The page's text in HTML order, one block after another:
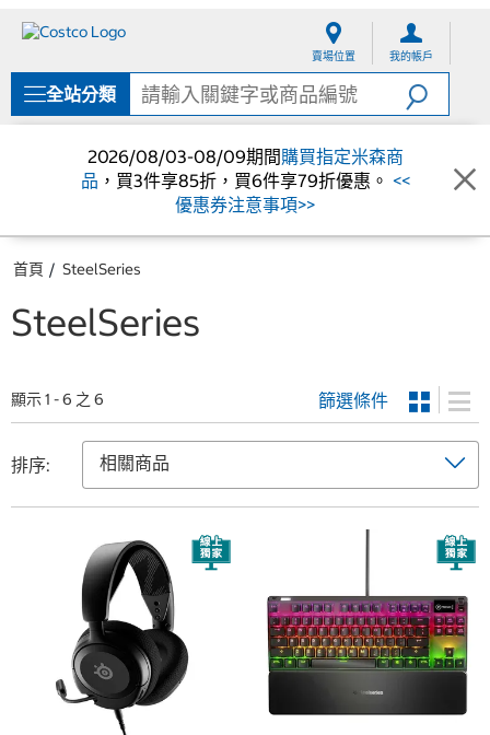
單
賣場位置 我的帳戶
全站分類
2026/08/03-08/09期間購買指定米森商
品 ，買3件享85折，買6件享79折優惠。 <<
優惠券注意事項>>
首頁 SteelSeries
SteelSeries
顯示 1 - 6 之 6 篩選條件
排序: